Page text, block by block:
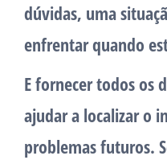
dúvidas, uma
enfrentar quando
E fornecer todos os
ajudar a localizar o
problemas futuros.